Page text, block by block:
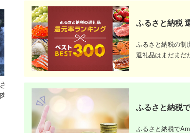
と納税で人気！焼酎
、ゴルフ…宮崎県都
の返礼品ランキング
【2026年版】楽天ふるさ
還元率返礼品をジャンル
に比較
ふるさと納税
ふるさと納税の制
返礼品はまだまだ
ふるさと納税
ふるさと納税で